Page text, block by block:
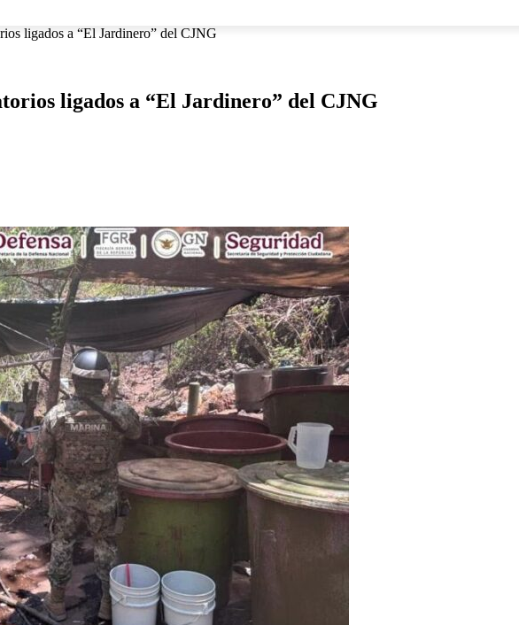
ligados a “El Jardinero” del CJNG
ligados a “El Jardinero” del CJNG